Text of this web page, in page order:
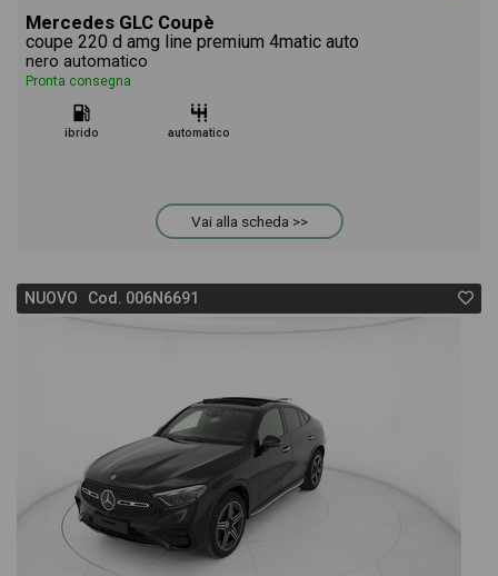
Mercedes GLC Coupè
coupe 220 d amg line premium 4matic auto
nero automatico
Pronta consegna
ibrido automatico
Vai alla scheda >>
NUOVO Cod. 006N6691